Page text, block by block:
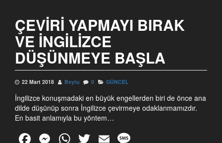
ÇEVIRI YAPMAYI BIRAK
VE İNGILIZCE
DÜŞÜNMEYE BAŞLA
22 Mart 2018 Beytu 0 GÜNCEL
İngilizce konuşmadaki en büyük engellerden biri de önce ana
dilde düşünüp sonra İngilizce çevirmeye odaklanmamızdır.
En basit anlamıyla bu yöntem…